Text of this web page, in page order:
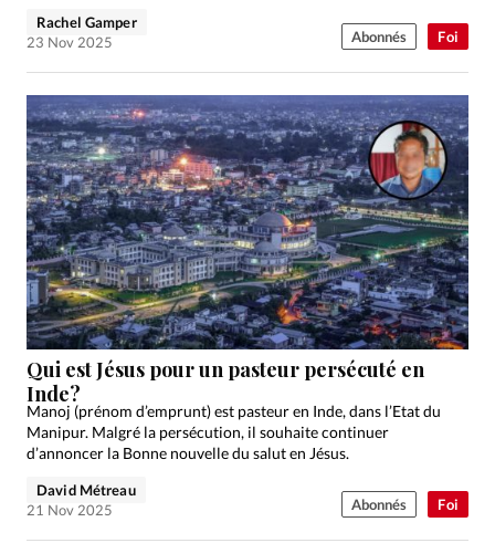
Opinions
Société
Trait d'Ixène
Vécu
Vie Intérieure
Foi
Rachel Gamper
23 Nov 2025
Abonnés
Foi
Qui est Jésus pour un pasteur persécuté en
Inde?
Manoj (prénom d’emprunt) est pasteur en Inde, dans l’Etat du
Manipur. Malgré la persécution, il souhaite continuer
d’annoncer la Bonne nouvelle du salut en Jésus.
David Métreau
21 Nov 2025
Abonnés